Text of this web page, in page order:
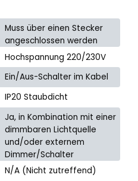
Muss über einen Stecker
angeschlossen werden
Hochspannung 220/230V
Ein/Aus-Schalter im Kabel
IP20 Staubdicht
Ja, in Kombination mit einer
dimmbaren Lichtquelle
und/oder externem
Dimmer/Schalter
N/A (Nicht zutreffend)